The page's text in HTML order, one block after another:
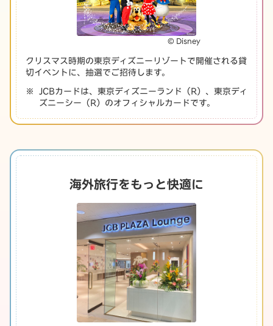
© Disney
クリスマス時期の東京ディズニーリゾートで開催される貸
切イベントに、抽選でご招待します。
JCBカードは、東京ディズニーランド（R）、東京ディ
ズニーシー（R）のオフィシャルカードです。
海外旅行をもっと快適に